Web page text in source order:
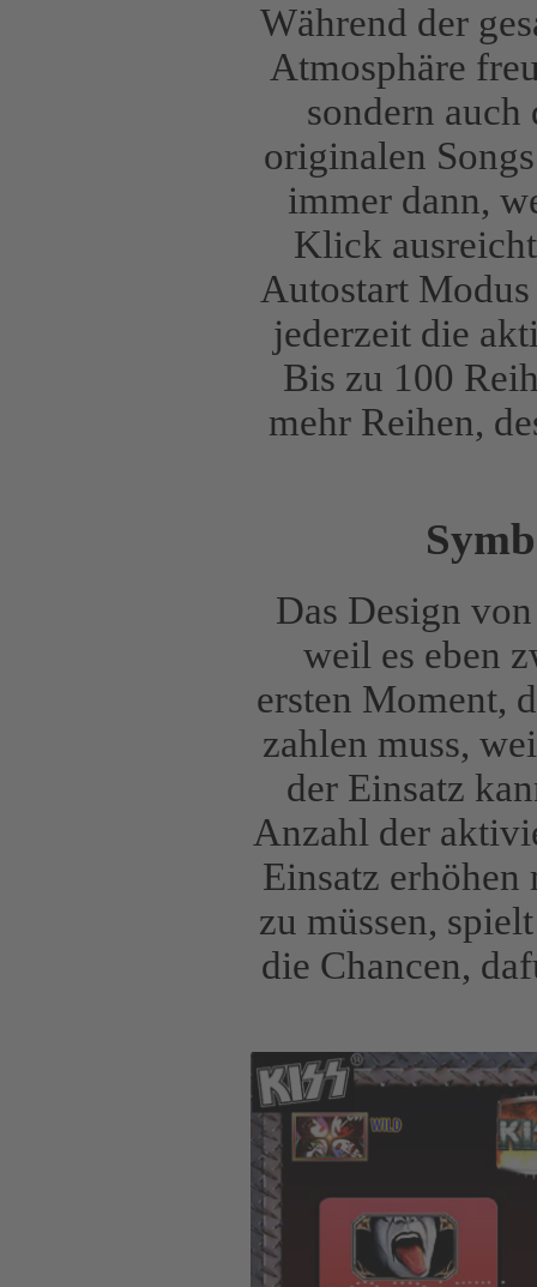
Während der
Atmosphäre
sondern
originalen
immer dann,
Klick
Autostart
jederzeit die
Bis zu 100
mehr Reihen,
Das Design
weil es eben
ersten Moment,
zahlen muss,
der Einsatz
Anzahl der
Einsatz erhöhen
zu müssen,
die Chancen,